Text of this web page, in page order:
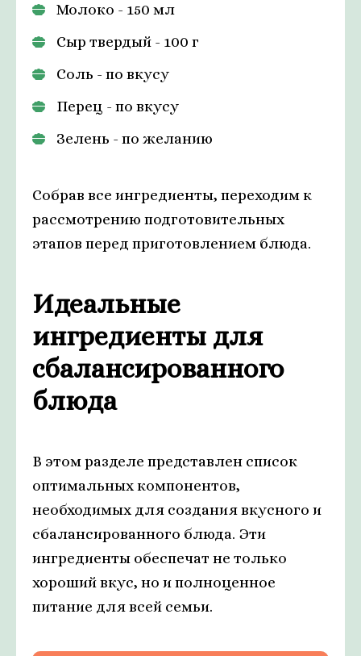
Молоко - 150 мл
Сыр твердый - 100 г
Соль - по вкусу
Перец - по вкусу
Зелень - по желанию
Собрав все ингредиенты, переходим к
рассмотрению подготовительных
этапов перед приготовлением блюда.
Идеальные
ингредиенты для
сбалансированного
блюда
В этом разделе представлен список
оптимальных компонентов,
необходимых для создания вкусного и
сбалансированного блюда. Эти
ингредиенты обеспечат не только
хороший вкус, но и полноценное
питание для всей семьи.